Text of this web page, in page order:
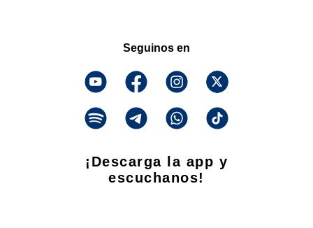
Seguinos en
¡Descarga la app y
escuchanos!